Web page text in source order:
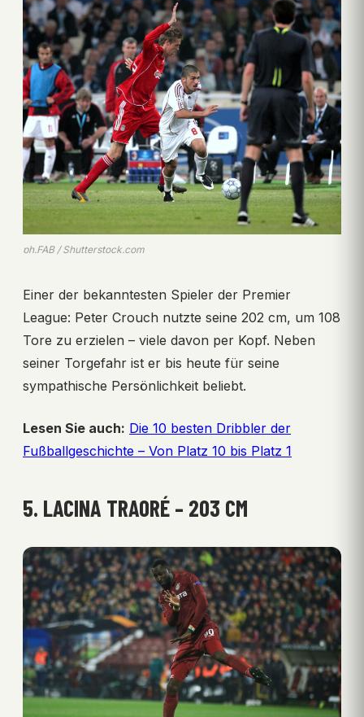
ph.FAB / Shutterstock.com
Einer der bekanntesten Spieler der Premier
League: Peter Crouch nutzte seine 202 cm, um 108
Tore zu erzielen – viele davon per Kopf. Neben
seiner Torgefahr ist er bis heute für seine
sympathische Persönlichkeit beliebt.
Lesen Sie auch: Die 10 besten Dribbler der
Fußballgeschichte – Von Platz 10 bis Platz 1
5. LACINA TRAORÉ – 203 CM